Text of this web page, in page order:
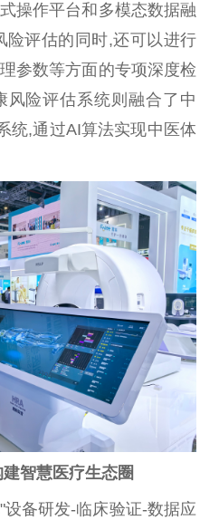
操作平台和多模态数据融
险评估的同时,还可以进行
参数等方面的专项深度检
风险评估系统则融合了中
统,通过AI算法实现中医体
智慧医疗生态圈‌
备研发-临床验证-数据应